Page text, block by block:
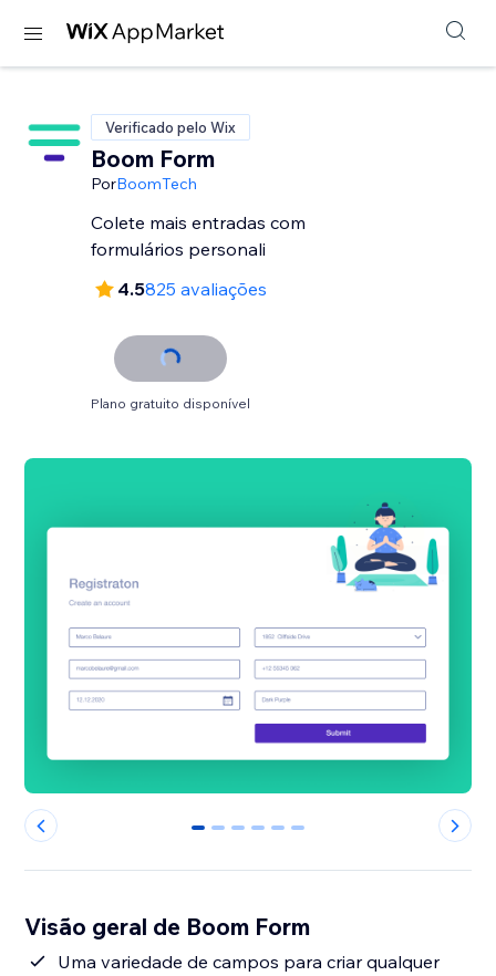
Verificado pelo Wix
Boom Form
PorBoomTech
Colete mais entradas com
formulários personali
4.5825 avaliações
Plano gratuito disponível
0 1 2 3 4 5
Visão geral de Boom Form
Uma variedade de campos para criar qualquer